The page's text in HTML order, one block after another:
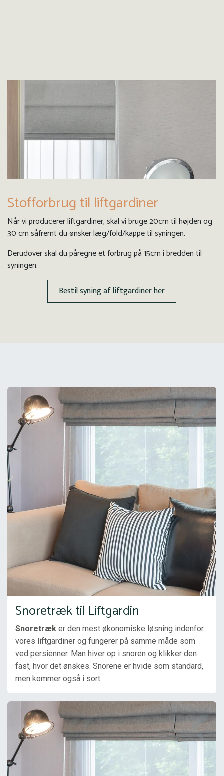
Stofforbrug til liftgardiner
Når vi producerer liftgardiner, skal vi bruge 20cm til højden og
30 cm såfremt du ønsker læg/fold/kappe til syningen.
Derudover skal du påregne et forbrug på 15cm i bredden til
syningen.
Bestil syning af liftgardiner her
Snoretræk til Liftgardin
Snoretræk er den mest økonomiske løsning indenfor
vores liftgardiner og fungerer på samme måde som
ved persienner. Man hiver op i snoren og klikker den
fast, hvor det ønskes. Snorene er hvide som standard,
men kommer også i sort.